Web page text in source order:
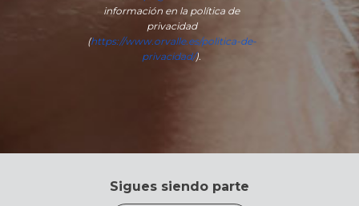
información en la política de
privacidad
(https://www.orvalle.es/politica-de-
privacidad/).
Sigues siendo parte